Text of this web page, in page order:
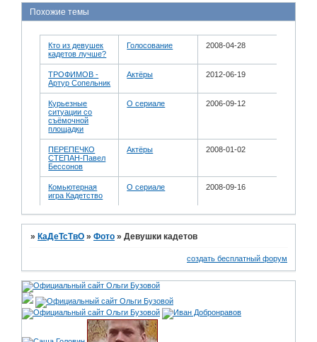
Похожие темы
Кто из девушек
кадетов лучше?
Голосование 2008-04-28
ТРОФИМОВ -
Артур Сопельник
Актёры 2012-06-19
Курьезные
ситуации со
съёмочной
площадки
О сериале 2006-09-12
ПЕРЕПЕЧКО
СТЕПАН-Павел
Бессонов
Актёры 2008-01-02
Комьютерная
игра Кадетство
О сериале 2008-09-16
» КаДеТсТвО »Фото »Девушки кадетов
создать бесплатный форум